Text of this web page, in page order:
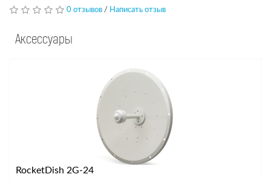
0 отзывов / Написать отзыв
Аксессуары
RocketDish 2G-24